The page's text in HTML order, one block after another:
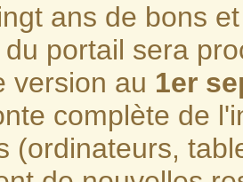
ans de bons
portail sera
version au 1er
complète de
(ordinateurs,